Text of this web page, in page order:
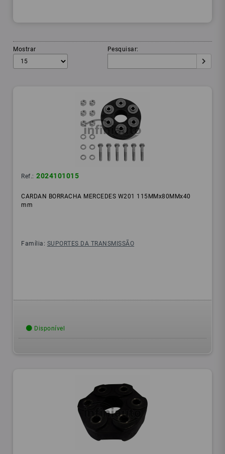
Mostrar Pesquisar:
Ref.: 2024101015
CARDAN BORRACHA MERCEDES W201 115MMx80MMx40
mm
Família: SUPORTES DA TRANSMISSÃO
Disponível